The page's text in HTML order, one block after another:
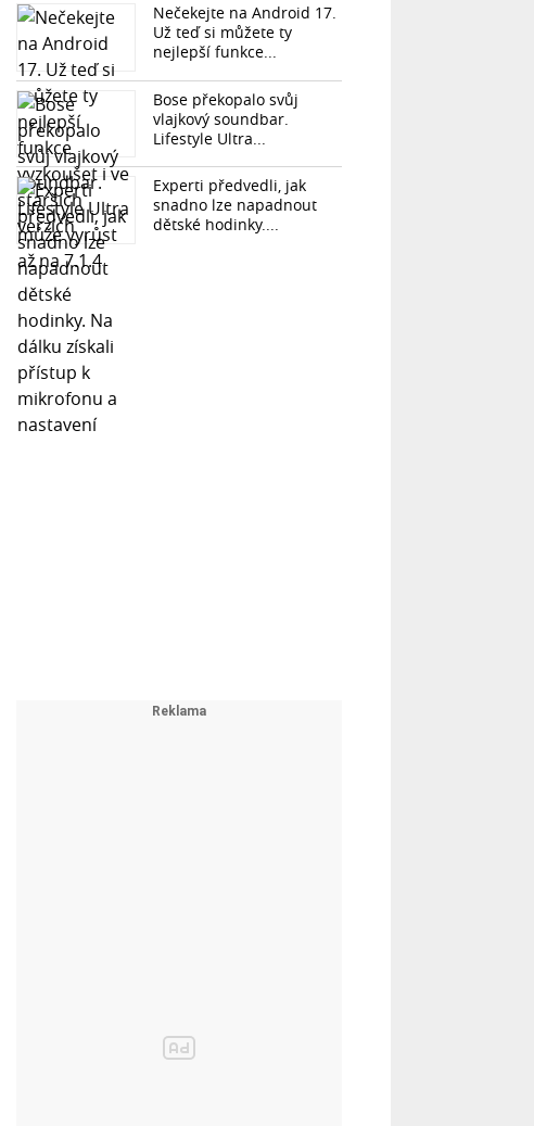
Nečekejte na Android 17.
Už teď si můžete ty
nejlepší funkce...
Bose překopalo svůj
vlajkový soundbar.
Lifestyle Ultra...
Experti předvedli, jak
snadno lze napadnout
dětské hodinky....